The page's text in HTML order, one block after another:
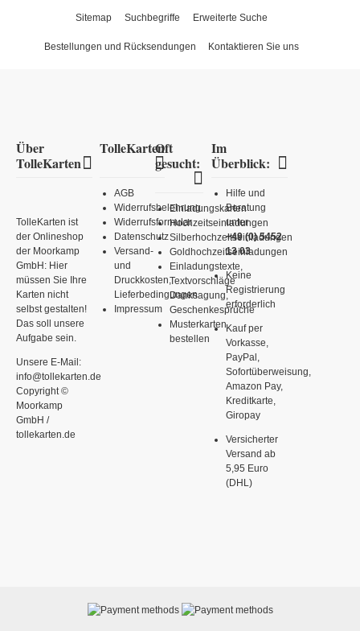
Sitemap Suchbegriffe Erweiterte Suche
Bestellungen und Rücksendungen Kontaktieren Sie uns
Über
TolleKarten
TolleKarten ist
der Onlineshop
der Moorkamp
GmbH: Hier
müssen Sie Ihre
Karten nicht
selbst gestalten!
Das soll unsere
Aufgabe sein.
Unsere E-Mail:
info@tollekarten.de
Copyright ©
Moorkamp
GmbH /
tollekarten.de
TolleKarten
AGB
Widerrufsbelehrung
Widerrufsformular
Datenschutz
Versand-
und
Druckkosten,
Lieferbedingungen
Impressum
Oft
gesucht:
Einladungskarten
Hochzeitseinladungen
Silberhochzeitseinladungen
Goldhochzeitseinladungen
Einladungstexte,
Textvorschläge
Danksagung,
Geschenkesprüche
Musterkarten
bestellen
Im
Überblick:
Hilfe und
Beratung
unter
+49 (0) 5452
13 03
Keine
Registrierung
erforderlich
Kauf per
Vorkasse,
PayPal,
Sofortüberweisung,
Amazon Pay,
Kreditkarte,
Giropay
Versicherter
Versand ab
5,95 Euro
(DHL)